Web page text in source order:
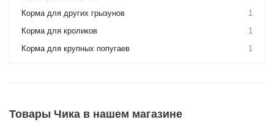
Корма для других грызунов
1
Корма для кроликов
1
Корма для крупных попугаев
1
Товары Чика в нашем магазине